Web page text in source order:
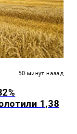
50 минут назад
1,38